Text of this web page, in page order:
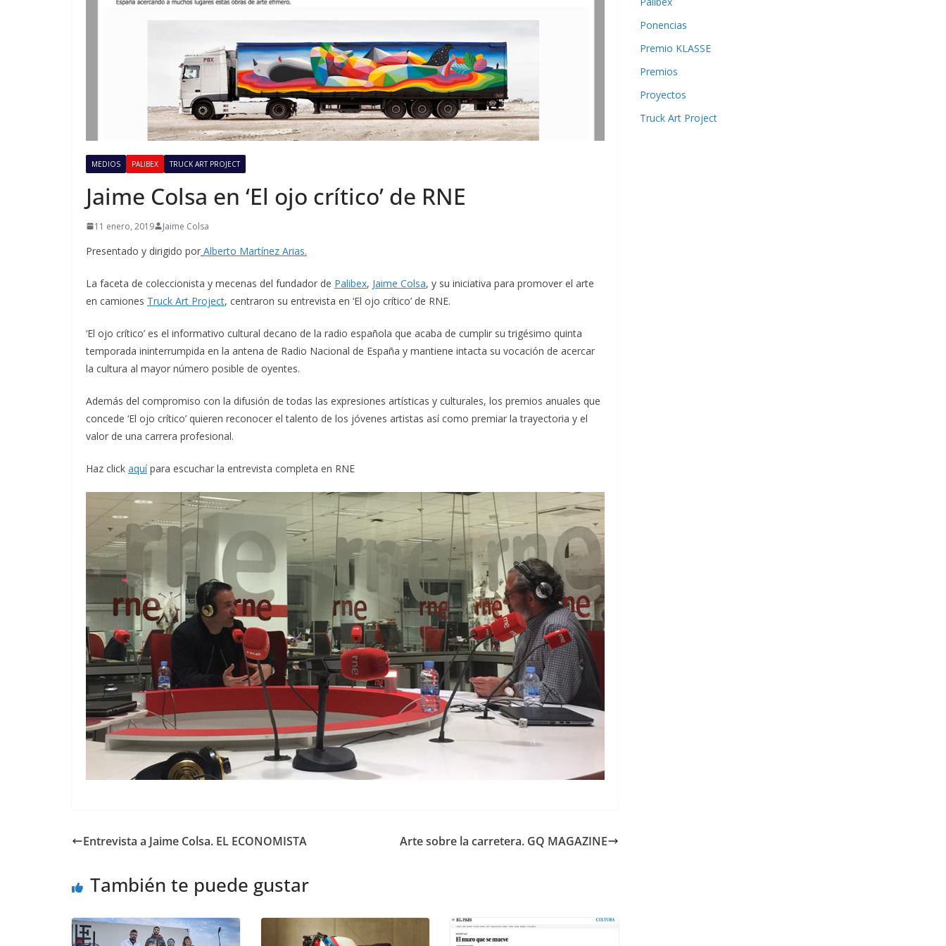
MEDIOS PALIBEX TRUCK ART PROJECT
Jaime Colsa en ‘El ojo crítico’ de RNE
11 enero, 2019 Jaime Colsa
Presentado y dirigido por Alberto Martínez Arias.
La faceta de coleccionista y mecenas del fundador de Palibex, Jaime Colsa, y su iniciativa para promover el arte
en camiones Truck Art Project, centraron su entrevista en ‘El ojo crítico’ de RNE.
‘El ojo crítico’ es el informativo cultural decano de la radio española que acaba de cumplir su trigésimo quinta
temporada ininterrumpida en la antena de Radio Nacional de España y mantiene intacta su vocación de acercar
la cultura al mayor número posible de oyentes.
Además del compromiso con la difusión de todas las expresiones artísticas y culturales, los premios anuales que
concede ‘El ojo crítico’ quieren reconocer el talento de los jóvenes artistas así como premiar la trayectoria y el
valor de una carrera profesional.
Haz click aquípara escuchar la entrevista completa en RNE
Entrevista a Jaime Colsa. EL ECONOMISTA Arte sobre la carretera. GQ MAGAZINE
También te puede gustar
Ponencias
Premio KLASSE
Premios
Proyectos
Truck Art Project